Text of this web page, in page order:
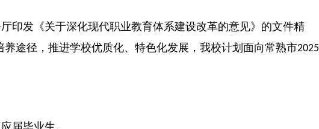
印发《关于深化现代职业教育体系建设改革的意见》的文件精
途径，推进学校优质化、特色化发展，我校计划面向常熟市2025
届毕业生。